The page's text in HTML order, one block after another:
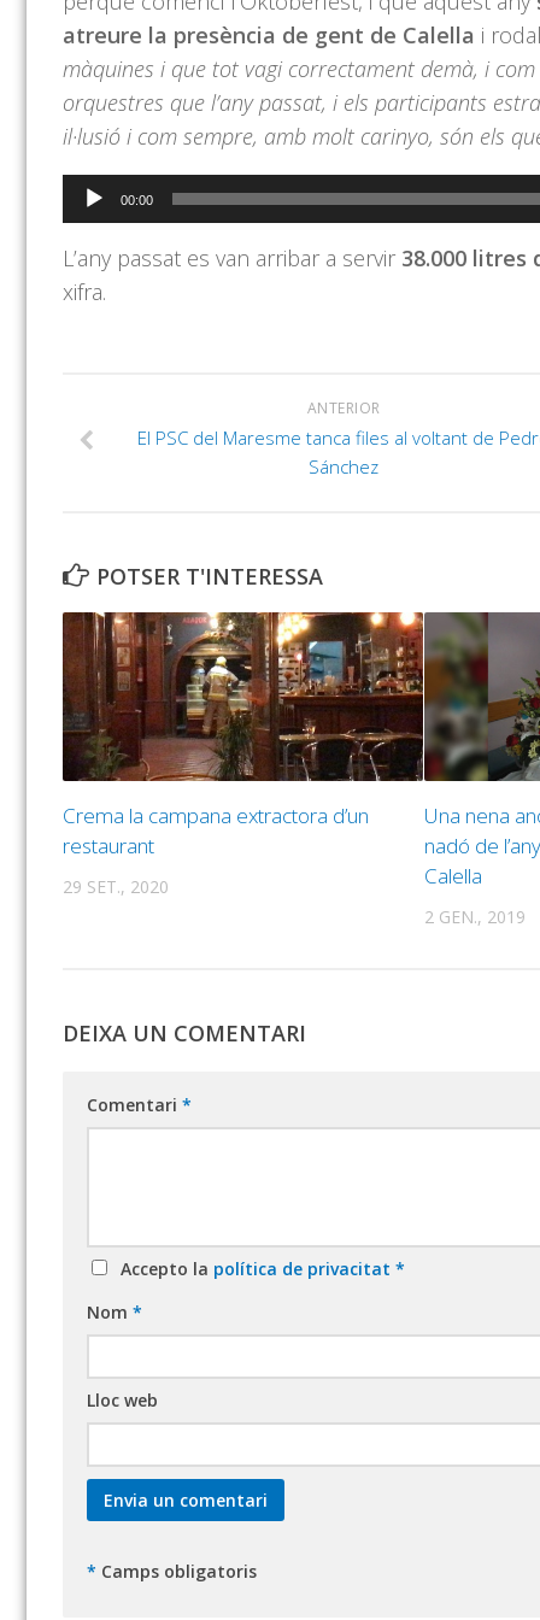
atreure la presència de gent de Calella i
màquines i que tot vagi correctament demà, i
orquestres que l’any passat, i els participants
il·lusió i com sempre, amb molt carinyo, són els
Reproductor
d'àudio
00:00
L’any passat es van arribar a servir 38.000 litres
xifra.
ANTERIOR
El PSC del Maresme tanca files al voltant de
Sánchez
POTSER T'INTERESSA
Crema la campana extractora d’un
restaurant
29 SET., 2020
Una nena
nadó de
Calella
2 GEN., 2019
DEIXA UN COMENTARI
Comentari *
Accepto la política de privacitat *
Nom *
Lloc web
* Camps obligatoris